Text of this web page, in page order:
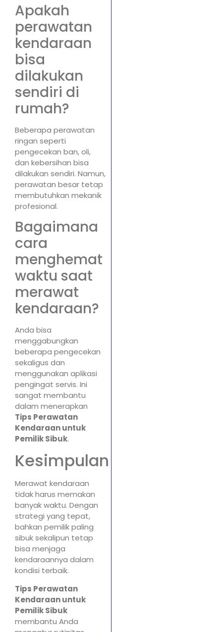
Apakah
perawatan
kendaraan
bisa
dilakukan
sendiri di
rumah?
Beberapa perawatan
ringan seperti
pengecekan ban, oli,
dan kebersihan bisa
dilakukan sendiri. Namun,
perawatan besar tetap
membutuhkan mekanik
profesional.
Bagaimana
cara
menghemat
waktu saat
merawat
kendaraan?
Anda bisa
menggabungkan
beberapa pengecekan
sekaligus dan
menggunakan aplikasi
pengingat servis. Ini
sangat membantu
dalam menerapkan
Tips Perawatan
Kendaraan untuk
Pemilik Sibuk.
Kesimpulan
Merawat kendaraan
tidak harus memakan
banyak waktu. Dengan
strategi yang tepat,
bahkan pemilik paling
sibuk sekalipun tetap
bisa menjaga
kendaraannya dalam
kondisi terbaik.
Tips Perawatan
Kendaraan untuk
Pemilik Sibuk
membantu Anda